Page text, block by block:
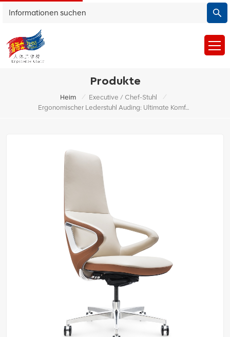
Produkte
Heim / Executive / Chef-Stuhl
/
Ergonomischer Lederstuhl Auding: Ultimate Komfort Für Büro- Und Hausgebrauch